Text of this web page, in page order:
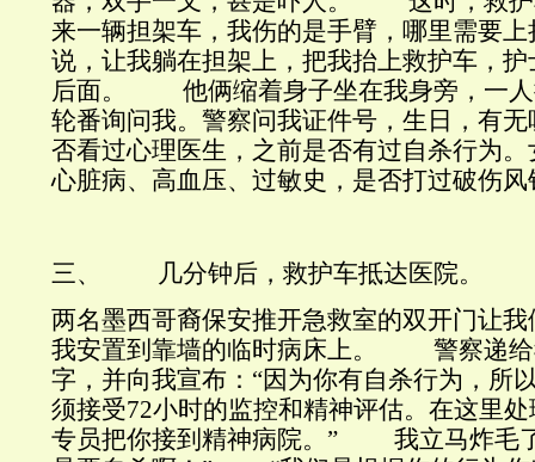
来一辆担架车，我伤的是手臂，哪里需要
说，让我躺在担架上，把我抬上救护车，
后面。 他俩缩着身子坐在我身旁，一人
轮番询问我。警察问我证件号，生日，有
否看过心理医生，之前是否有过自杀行为
心脏病、高血压、过敏史，是否打过破伤风
三、 几分钟后，救护车抵达医院。
两名墨西哥裔保安推开急救室的双开门让
我安置到靠墙的临时病床上。 警察递给
字，并向我宣布：“因为你有自杀行为，所
须接受72小时的监控和精神评估。在这里
专员把你接到精神病院。” 我立马炸毛